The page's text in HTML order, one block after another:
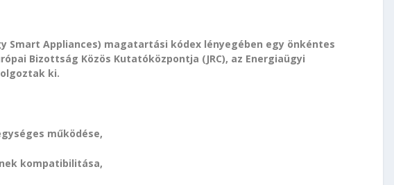
Smart Appliances) magatartási kódex lényegében egy önkéntes
Bizottság Közös Kutatóközpontja (JRC), az Energiaügyi
ki.
működése,
kompatibilitása,